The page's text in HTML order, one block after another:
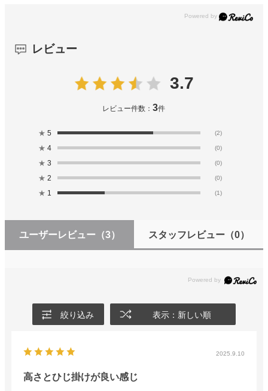
レビュー
3.7
レビュー件数：3件
★ 5 (2)
★ 4 (0)
★ 3 (0)
★ 2 (0)
★ 1 (1)
ユーザーレビュー （3） スタッフレビュー（0）
絞り込み 表示：新しい順
2025.9.10
高さとひじ掛けが良い感じ